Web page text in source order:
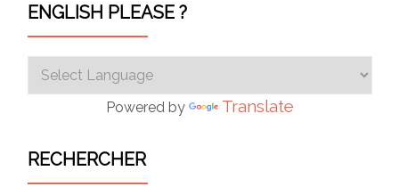
ENGLISH PLEASE ?
Powered by Translate
RECHERCHER